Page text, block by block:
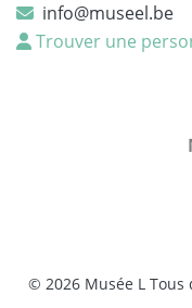
info@museel.be
Trouver une
© 2026 Musée L Tous